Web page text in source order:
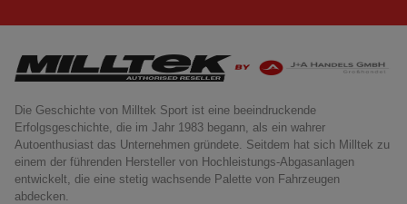
Die Geschichte von Milltek Sport ist eine beeindruckende
Erfolgsgeschichte, die im Jahr 1983 begann, als ein wahrer
Autoenthusiast das Unternehmen gründete. Seitdem hat sich Milltek zu
einem der führenden Hersteller von Hochleistungs-Abgasanlagen
entwickelt, die eine stetig wachsende Palette von Fahrzeugen
abdecken.